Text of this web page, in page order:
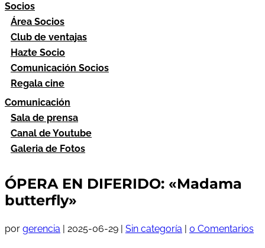
Socios
Área Socios
Club de ventajas
Hazte Socio
Comunicación Socios
Regala cine
Comunicación
Sala de prensa
Canal de Youtube
Galeria de Fotos
ÓPERA EN DIFERIDO: «Madama
butterfly»
por gerencia | 2025-06-29 | Sin categoría | 0 Comentarios